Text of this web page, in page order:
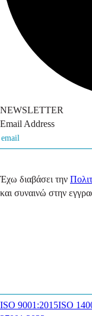
NEWSLETTER
Email Address
Έχω διαβάσει την
και συναινώ στην
ISO 9001:2015ISO